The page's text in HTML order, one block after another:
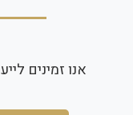
אנו זמינים